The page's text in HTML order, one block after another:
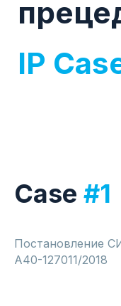
Case #1
Постановление
А40-127011/2018